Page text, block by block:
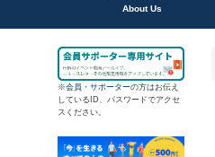
About Us
※会員 ・ サポーターの方はお伝え
しているID、パスワードでアクセ
スください。